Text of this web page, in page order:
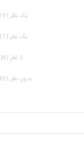
يک نظر | 1,529 بازدید
يک نظر | 2,017 بازدید
3 نظر | 1,808 بازدید
بدون نظر | 1,949 بازدید